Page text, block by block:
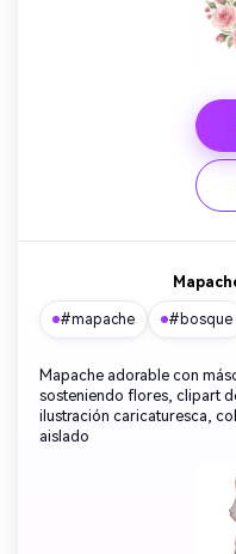
#mapache #bosque
Mapache adorable con
sosteniendo flores, clipart
ilustración caricaturesca,
aislado